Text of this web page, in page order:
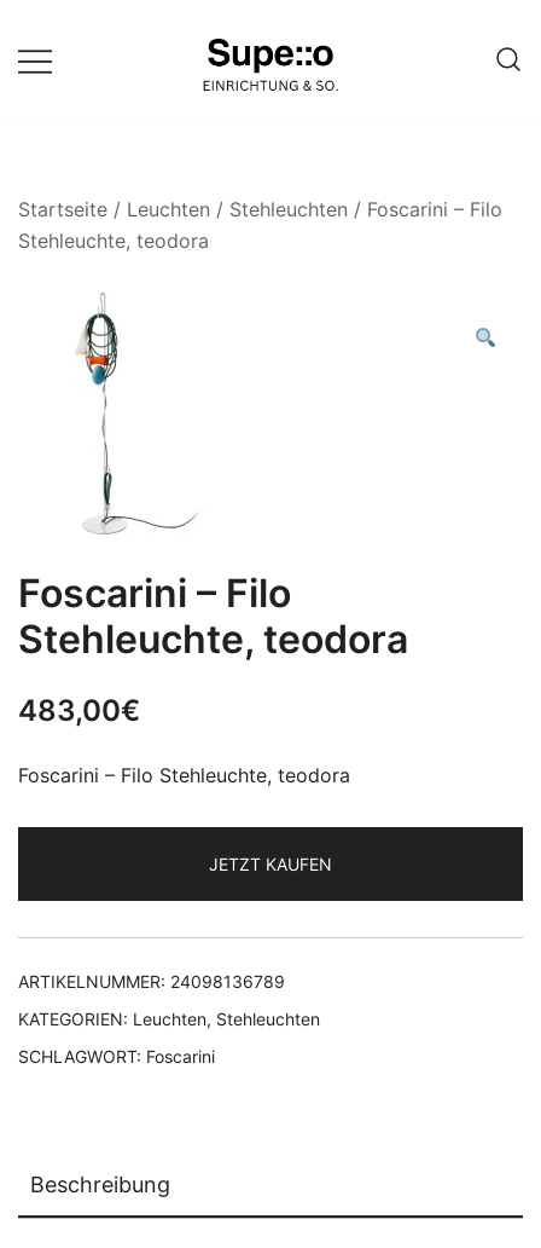
zum
Inhalt
einer Website
Startseite / Leuchten / Stehleuchten / Foscarini – Filo
Stehleuchte, teodora
Foscarini – Filo
Stehleuchte, teodora
483,00€
Foscarini – Filo Stehleuchte, teodora
JETZT KAUFEN
ARTIKELNUMMER: 24098136789
KATEGORIEN: Leuchten, Stehleuchten
SCHLAGWORT: Foscarini
Beschreibung